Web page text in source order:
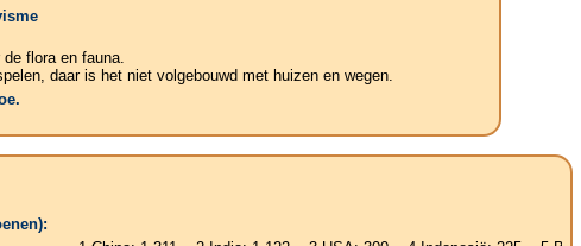
flora en fauna.
daar is het niet volgebouwd met huizen en wegen.